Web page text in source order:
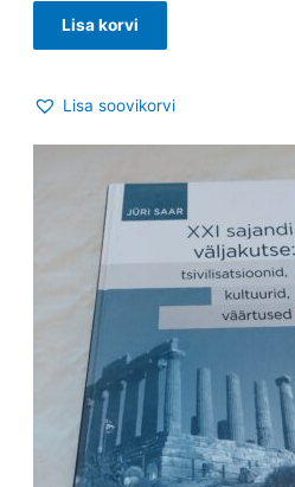
Lisa korvi
Lisa soovikorvi